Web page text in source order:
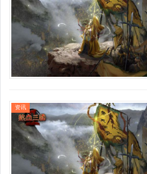
资讯